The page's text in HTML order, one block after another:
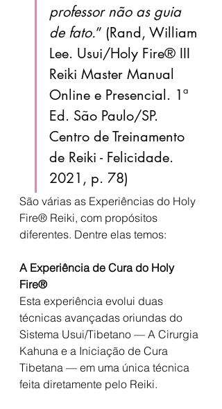
professor não as guia
de fato.” (Rand, William
Lee. Usui/Holy Fire® III
Reiki Master Manual
Online e Presencial. 1ª
Ed. São Paulo/SP.
Centro de Treinamento
de Reiki - Felicidade.
2021, p. 78)
São várias as Experiências do Holy
Fire® Reiki, com propósitos
diferentes. Dentre elas temos:
A Experiência de Cura do Holy
Fire®
Esta experiência evolui duas
técnicas avançadas oriundas do
Sistema Usui/Tibetano — A Cirurgia
Kahuna e a Iniciação de Cura
Tibetana — em uma única técnica
feita diretamente pelo Reiki.